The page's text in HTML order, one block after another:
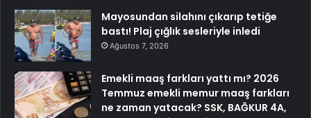
Mayosundan silahını çıkarıp tetiğe
bastı! Plaj çığlık sesleriyle inledi
Ağustos 7, 2026
Emekli maaş farkları yattı mı? 2026
Temmuz emekli memur maaş farkları
ne zaman yatacak? SSK, BAĞKUR 4A,